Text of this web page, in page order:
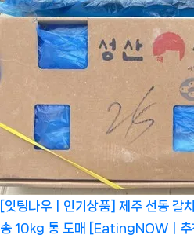
[잇팅나우ㅣ인기상품] 제주 선동 갈
송 10kg 통 도매 [EatingNOWㅣ추